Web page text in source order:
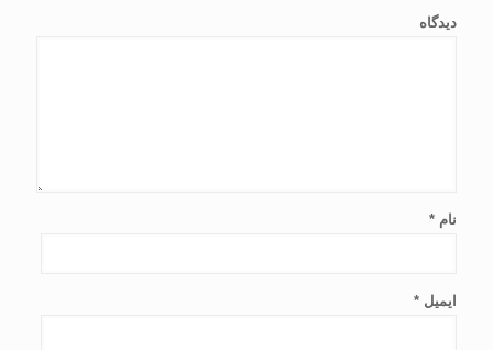
دیدگاه
نام *
ایمیل *